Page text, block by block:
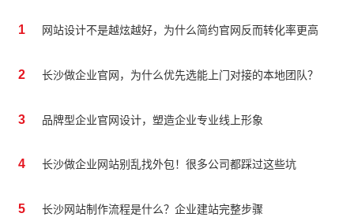
1 网站设计不是越炫越好，为什么简约官网反而转化率更高
2 长沙做企业官网，为什么优先选能上门对接的本地团队？
3 品牌型企业官网设计，塑造企业专业线上形象
4 长沙做企业网站别乱找外包！很多公司都踩过这些坑
5 长沙网站制作流程是什么？企业建站完整步骤